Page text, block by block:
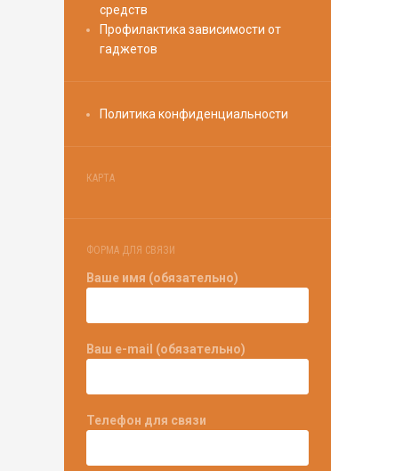
средств
Профилактика зависимости от
гаджетов
Политика конфиденциальности
КАРТА
ФОРМА ДЛЯ СВЯЗИ
Ваше имя (обязательно)
Ваш e-mail (обязательно)
Телефон для связи